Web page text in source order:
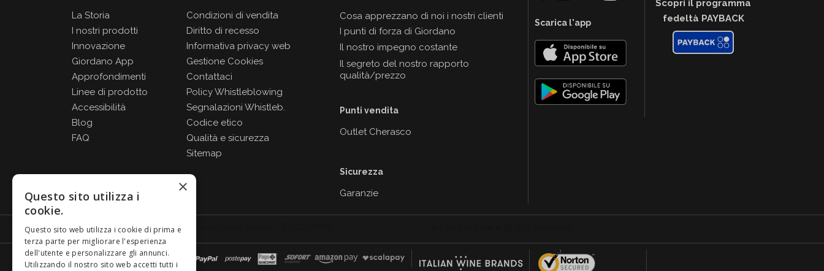
La Storia
I nostri prodotti
Innovazione
Giordano App
Approfondimenti
Linee di prodotto
Accessibilità
Blog
FAQ
Condizioni di vendita
Diritto di recesso
Informativa privacy web
Gestione Cookies
Contattaci
Policy Whistleblowing
Segnalazioni Whistleb.
Codice etico
Qualità e sicurezza
Sitemap
Cosa apprezzano di noi i nostri clienti
I punti di forza di Giordano
Il nostro impegno costante
Il segreto del nostro rapporto
qualità/prezzo
Punti vendita
Outlet Cherasco
Sicurezza
Garanzie
Scarica l'app
Scopri il programma
fedeltà PAYBACK
×
Questo sito utilizza i
cookie.
Questo sito web utilizza i cookie di prima e
terza parte per migliorare l'esperienza
dell'utente e personalizzare gli annunci.
Utilizzando il nostro sito web accetti tutti i